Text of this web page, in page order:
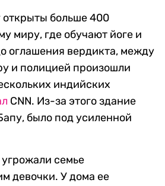
открыты больше 400
миру, где обучают йоге и
оглашения вердикта, между
и полицией произошли
индийских
CNN. Из-за этого здание
было под усиленной
семье
девочки. У дома ее